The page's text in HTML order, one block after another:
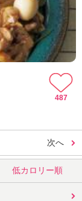
487
次へ
低カロリー順